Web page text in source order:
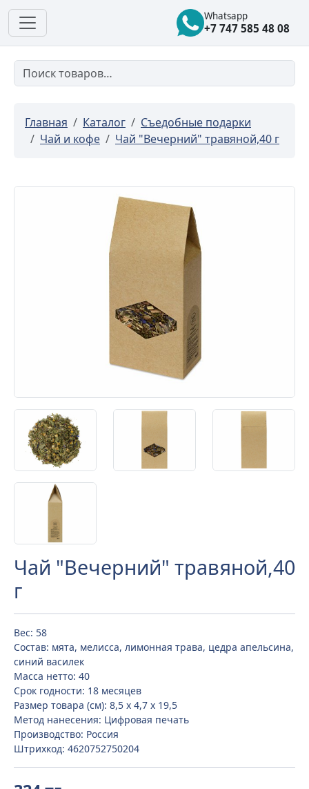
Whatsapp
+7 747 585 48 08
Главная Каталог
Съедобные подарки
Чай и кофе
Чай "Вечерний" травяной,40 г
Чай "Вечерний" травяной,40
г
Вес: 58
Состав: мята, мелисса, лимонная трава, цедра апельсина,
синий василек
Масса нетто: 40
Срок годности: 18 месяцев
Размер товара (см): 8,5 х 4,7 х 19,5
Метод нанесения: Цифровая печать
Производство: Россия
Штрихкод: 4620752750204